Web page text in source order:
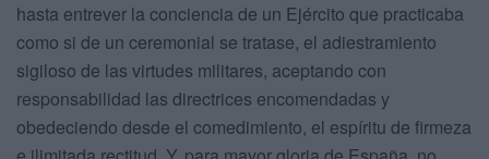
hasta entrever la conciencia de un Ejército que practicaba
como si de un ceremonial se tratase, el adiestramiento
sigiloso de las virtudes militares, aceptando con
responsabilidad las directrices encomendadas y
obedeciendo desde el comedimiento, el espíritu de firmeza